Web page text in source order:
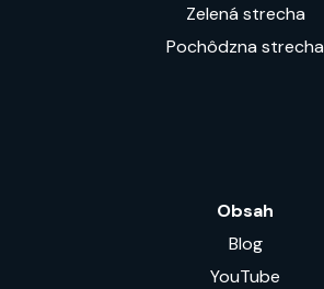
Zelená strecha
Pochôdzna strecha
Obsah
Blog
YouTube